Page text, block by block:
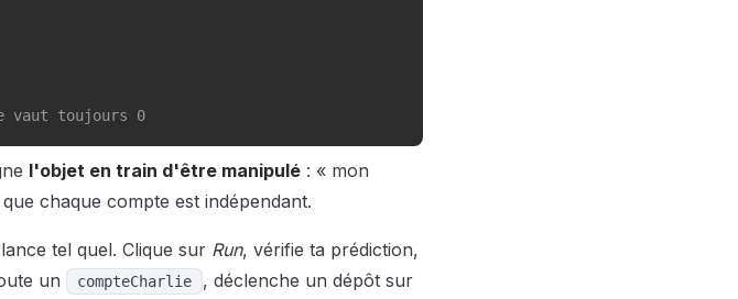
vaut toujours 0
l'objet en train d'être manipulé : « mon
chaque compte est indépendant.
tel quel. Clique sur Run, vérifie ta prédiction,
un
compteCharlie
, déclenche un dépôt sur